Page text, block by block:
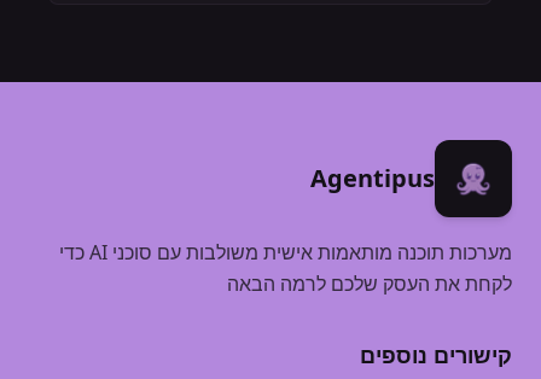
Agentipus
מערכות תוכנה מותאמות אישית משולבות עם סוכני AI כדי
לקחת את העסק שלכם לרמה הבאה
קישורים נוספים